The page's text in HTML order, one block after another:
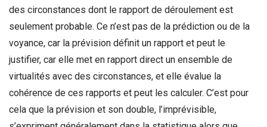
des circonstances dont le rapport de déroulement est
seulement probable. Ce n’est pas de la prédiction ou de la
voyance, car la prévision définit un rapport et peut le
justifier, car elle met en rapport direct un ensemble de
virtualités avec des circonstances, et elle évalue la
cohérence de ces rapports et peut les calculer. C’est pour
cela que la prévision et son double, l’imprévisible,